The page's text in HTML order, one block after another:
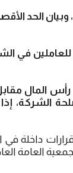
الحد
في
رأس المال
داخلة
العامة